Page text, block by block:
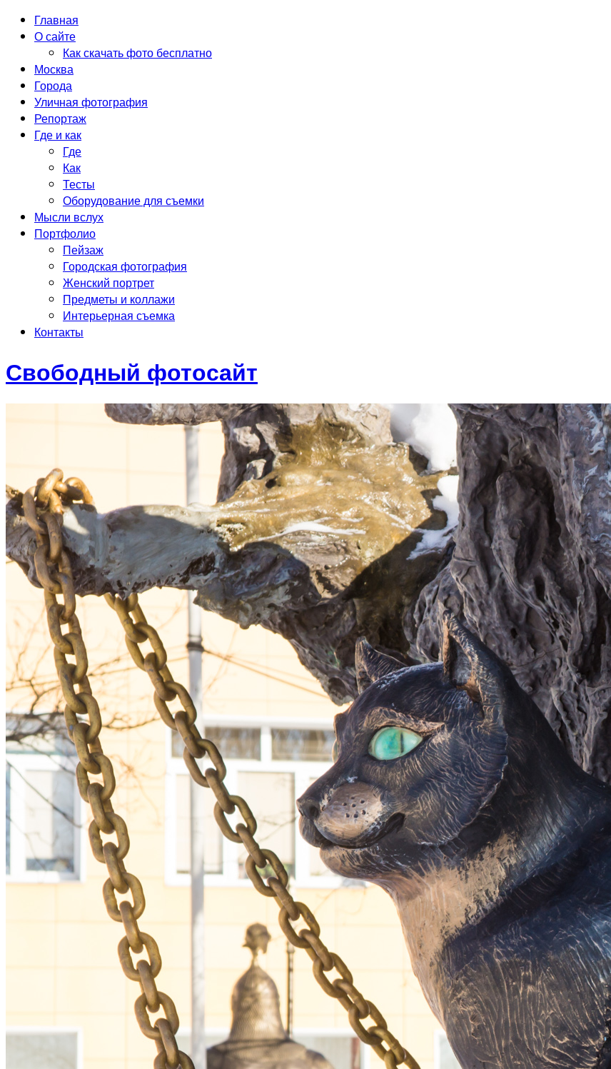
Главная
О сайте
Как скачать фото бесплатно
Москва
Города
Уличная фотография
Репортаж
Где и как
Где
Как
Тесты
Оборудование для съемки
Мысли вслух
Портфолио
Пейзаж
Городская фотография
Женский портрет
Предметы и коллажи
Интерьерная съемка
Контакты
Свободный фотосайт